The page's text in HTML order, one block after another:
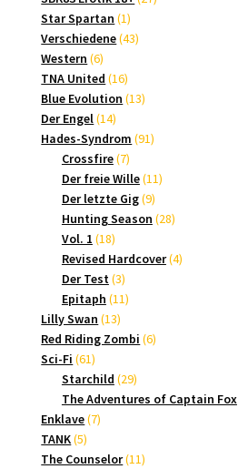
Star Spartan 11
Produkt
Verschiedene 4343
Western 66
Produkte
TNA United 1616
Produkte
Blue Evolution 1313
Der Engel 1414
Produkte
Hades-Syndrom 9191
Crossfire 77
Produkte
Der freie Wille 1111
Der letzte Gig 99
Produkte
Hunting Season 2828
Vol. 1 1818
Produkte
Revised Hardcover 44
Der Test 33
Produkte
Epitaph 1111
Lilly Swan 1313
Produkte
Red Riding Zombi 66
Sci-Fi 6161
Produkte
Starchild 2929
Produkte
The Adventures of Captain Fox
Enklave 77
TANK 55
Produkte
The Counselor 1111